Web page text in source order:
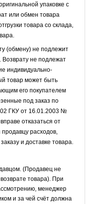
упаковке с
или обмен товара
товара со склада,
(обмену) не подлежит
Возврату не подлежат
индивидуально-
товар может быть
его покупателем
под заказ по
ГКУ от 16.01.2003 №
отказаться от
расходов,
и доставке товара.
(Продавец не
товара). При
менеджер
и за чей счёт должна